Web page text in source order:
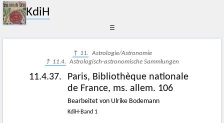
KdiH
☰
↑ 11. Astrologie/Astronomie
↑ 11.4. Astrologisch-astronomische Sammlungen
11.4.37.
Paris, Bibliothèque nationale
de France, ms. allem. 106
Bearbeitet von Ulrike Bodemann
KdiH-Band 1